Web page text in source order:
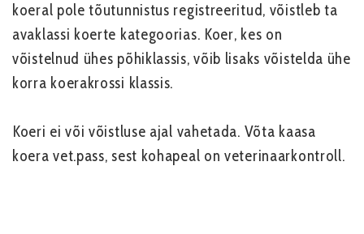
koeral pole tõutunnistus registreeritud, võistleb ta
avaklassi koerte kategoorias. Koer, kes on
võistelnud ühes põhiklassis, võib lisaks võistelda ühe
korra koerakrossi klassis.
Koeri ei või võistluse ajal vahetada. Võta kaasa
koera vet.pass, sest kohapeal on veterinaarkontroll.